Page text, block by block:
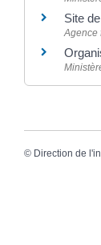
Site
Agence
© Direction de